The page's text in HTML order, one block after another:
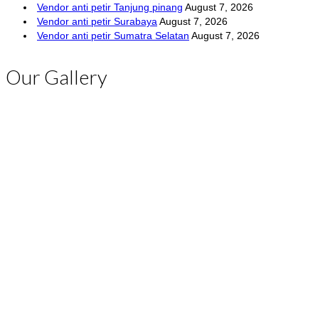
Vendor anti petir Tanjung pinang August 7, 2026
Vendor anti petir Surabaya August 7, 2026
Vendor anti petir Sumatra Selatan August 7, 2026
Our Gallery